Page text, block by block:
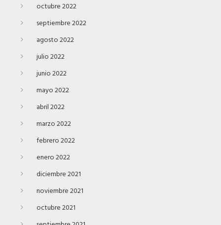
octubre 2022
septiembre 2022
agosto 2022
julio 2022
junio 2022
mayo 2022
abril 2022
marzo 2022
febrero 2022
enero 2022
diciembre 2021
noviembre 2021
octubre 2021